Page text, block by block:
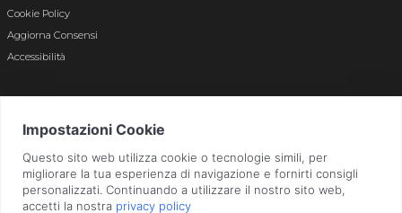
Cookie Policy
Aggiorna Consensi
Accessibilità
Bergamo n. 01496180165 · Capitale Sociale i.v. € 800.000,00